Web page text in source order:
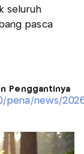
seluruh
pasca
Penggantinya